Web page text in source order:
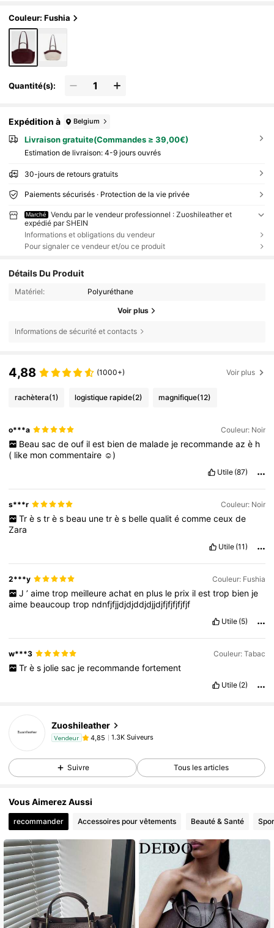
Couleur: Fushia
Quantité(s):
Expédition à Belgium
Livraison gratuite(Commandes ≥ 39,00€)
Estimation de livraison: 4-9 jours ouvrés
30-jours de retours gratuits
Paiements sécurisés · Protection de la vie privée
Marché
Vendu par le vendeur professionnel : Zuoshileather et
expédié par SHEIN
Informations et obligations du vendeur
Pour signaler ce vendeur et/ou ce produit
Détails Du Produit
Matériel: Polyuréthane
Voir plus
Informations de sécurité et contacts
4,88 (1000+) Voir plus
rachètera(1) logistique rapide(2) magnifique(12)
o***a Couleur: Noir
Beau sac de ouf il est bien de malade je recommande az è h
( like moncommentaire ☺️)
Utile (87)
s***r Couleur: Noir
Tr è s tr è s beau une tr è s belle qualit é comme ceux de
Zara
Utile (11)
2***y Couleur: Fushia
J ’ aime trop meilleure achat en plus le prix il est trop bien je
aime beaucouptrop ndnfjfjjdjdjddjdjjdjfjfjfjfjfjf
Utile (5)
w***3 Couleur: Tabac
Tr è s jolie sac je recommande fortement
Utile (2)
Zuoshileather
Vendeur 4,85 1.3K Suiveurs
Suivre Tous les articles
Vous Aimerez Aussi
recommander Accessoires pour vêtements Beauté & Santé